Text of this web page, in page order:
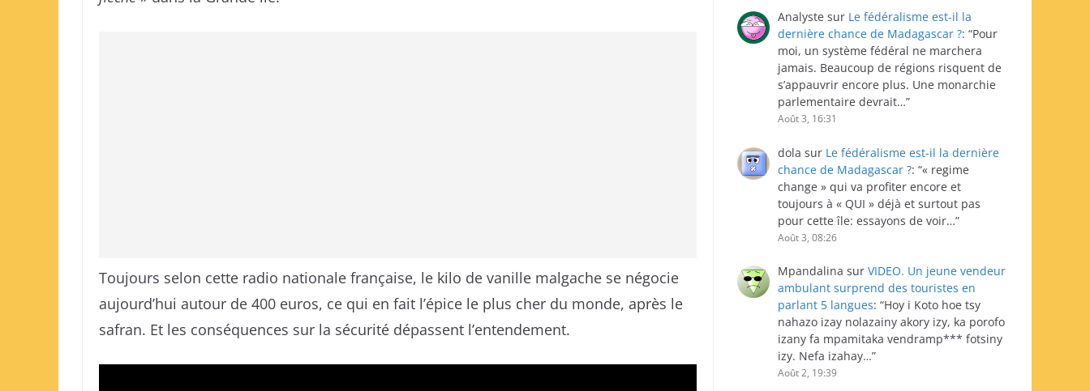
Toujours selon cette radio nationale française, le kilo de vanille malgache se négocie
aujourd’hui autour de 400 euros, ce qui en fait l’épice le plus cher du monde, après le
safran. Et les conséquences sur la sécurité dépassent l’entendement.
Analyste sur Le fédéralisme est-il la
dernière chance de Madagascar ?: “Pour
moi, un système fédéral ne marchera
jamais. Beaucoup de régions risquent de
s’appauvrir encore plus. Une monarchie
parlementaire devrait…”
Août 3, 16:31
dola sur Le fédéralisme est-il la dernière
chance de Madagascar ?: “« regime
change » qui va profiter encore et
toujours à « QUI » déjà et surtout pas
pour cette île: essayons de voir…”
Août 3, 08:26
Mpandalina sur VIDEO. Un jeune vendeur
ambulant surprend des touristes en
parlant 5 langues: “Hoy i Koto hoe tsy
nahazo izay nolazainy akory izy, ka porofo
izany fa mpamitaka vendramp*** fotsiny
izy. Nefa izahay…”
Août 2, 19:39